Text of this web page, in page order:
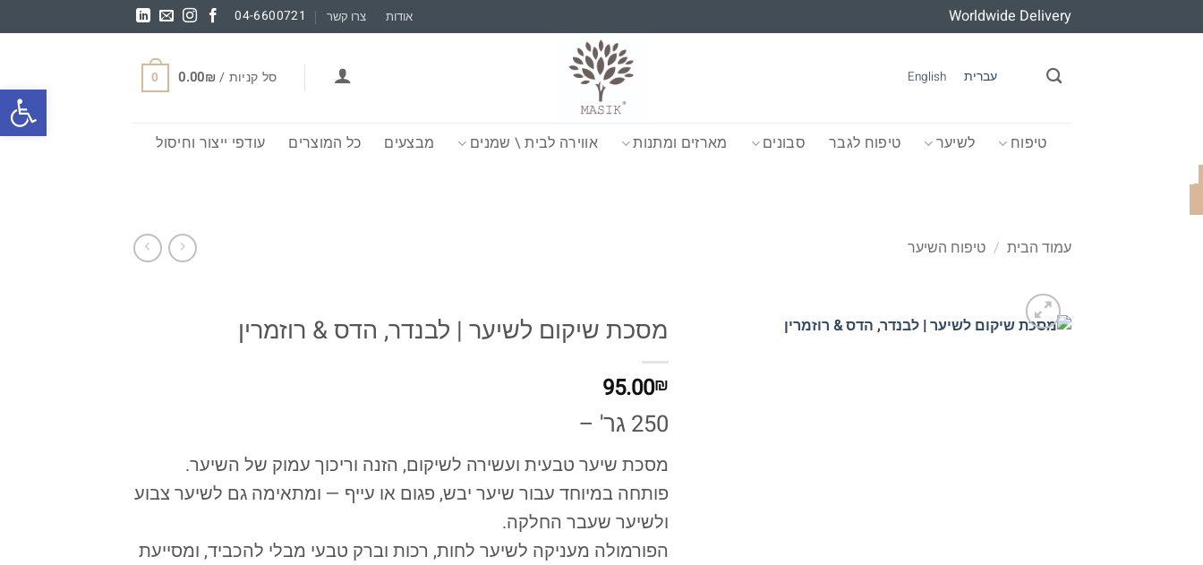
פתח
to
Worldwide Delivery אודות צרו קשר 04-6600721
עברית English סל קניות / 0.00₪
0
טיפוח לשיער טיפוח לגבר סבונים מארזים ומתנות אווירה לבית \ שמנים מבצעים כל המוצרים עודפי ייצור וחיסול
עמוד הבית / טיפוח השיער
מסכת שיקום לשיער | לבנדר, הדס & רוזמרין
95.00₪
250 גר' –
מסכת שיער טבעית ועשירה לשיקום, הזנה וריכוך עמוק של השיער.
פותחה במיוחד עבור שיער יבש, פגום או עייף — ומתאימה גם לשיער צבוע
ולשיער שעבר החלקה.
הפורמולה מעניקה לשיער לחות, רכות וברק טבעי מבלי להכביד, ומסייעת